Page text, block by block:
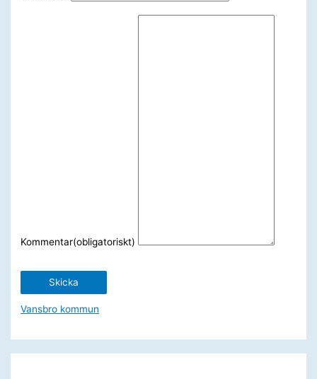
Kommentar(obligatoriskt)
Skicka
Vansbro kommun